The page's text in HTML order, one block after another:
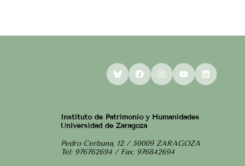
BlueskyFacebookInstagram
YouTube
Instituto de Patrimonio y Humanidades
Universidad de Zaragoza
Pedro Cerbuna, 12 / 50009 ZARAGOZA
Tel: 976762694 / Fax: 976842694